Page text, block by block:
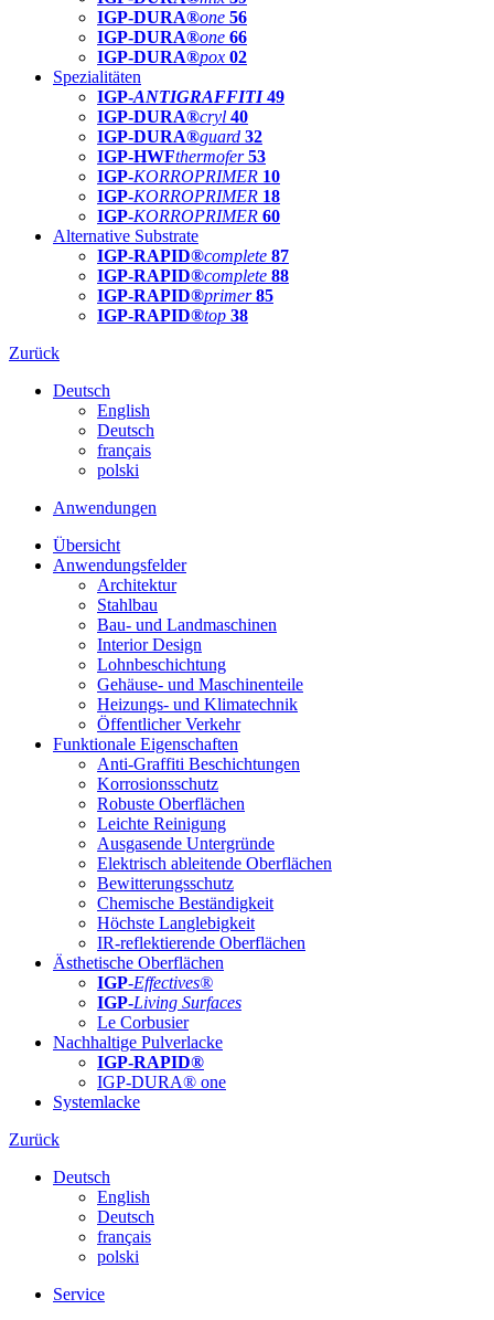
IGP-DURA®one 56
IGP-DURA®one 66
IGP-DURA®pox 02
Spezialitäten
IGP-ANTIGRAFFITI49
IGP-DURA®cryl 40
IGP-DURA®guard 32
IGP-HWFthermofer 53
IGP-KORROPRIMER 10
IGP-KORROPRIMER 18
IGP-KORROPRIMER 60
Alternative Substrate
IGP-RAPID®complete 87
IGP-RAPID®complete 88
IGP-RAPID®primer 85
IGP-RAPID®top 38
Zurück
Deutsch
English
Deutsch
français
polski
Anwendungen
Übersicht
Anwendungsfelder
Architektur
Stahlbau
Bau- und Landmaschinen
Interior Design
Lohnbeschichtung
Gehäuse- und Maschinenteile
Heizungs- und Klimatechnik
Öffentlicher Verkehr
Funktionale Eigenschaften
Anti-Graffiti Beschichtungen
Korrosionsschutz
Robuste Oberflächen
Leichte Reinigung
Ausgasende Untergründe
Elektrisch ableitende Oberflächen
Bewitterungsschutz
Chemische Beständigkeit
Höchste Langlebigkeit
IR-reflektierende Oberflächen
Ästhetische Oberflächen
IGP-Effectives®
IGP-Living Surfaces
Le Corbusier
Nachhaltige Pulverlacke
IGP-RAPID®
IGP-DURA® one
Systemlacke
Zurück
Deutsch
English
Deutsch
français
polski
Service